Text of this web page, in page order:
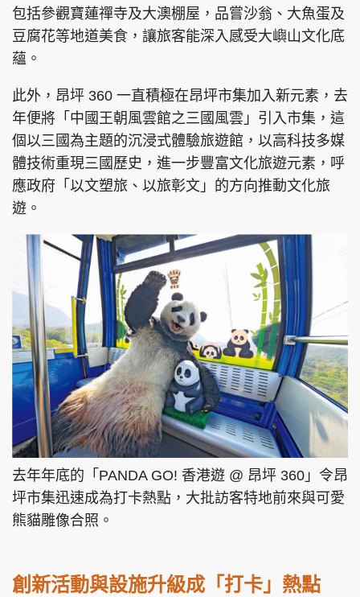
包括參觀寶蓮禪寺及大澳棚屋，品嘗沙翁、大魚蛋及
豆腐花等地道美食，讓旅客能深入感受大嶼山文化底
蘊。
此外，昂坪 360 一直積極在昂坪市集加入新元素，去
年便將「中國王朝風雲館之三國風雲」引入市集，這
個以三國為主題的沉浸式體驗旅遊館，以高科技多媒
體技術重現三國歷史，進一步豐富文化旅遊元素，呼
應政府「以文塑旅、以旅彰文」的方向推動文化旅
遊。
去年年底的「PANDA GO! 香港遊 @ 昂坪 360」令昂
坪市集迅速成為打卡熱點，大批訪客特地前來與可愛
熊貓雕像合照。
創新活動與設施升級成「打卡」熱點